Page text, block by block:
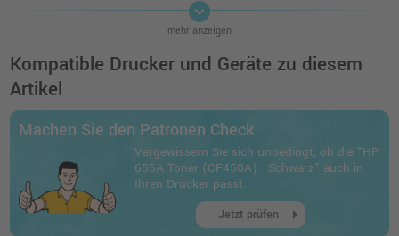
Kompatibles Toner 4er-Multipack ersetzt
HP 657X Serie (CF470-73X) · 4-farbig
(CMYK)
o. MwSt. 1.052,09 €
inkl. MwSt.zzgl. Versand
Kompatibler Toner ersetzt HP 656X
(CF463X) · Magenta
o. MwSt.
341,99 €
zzgl. Versand
keyboard_arrow_down
mehr anzeigen
Kompatible Drucker und Geräte zu diesem
Artikel
Machen Sie den Patronen Check
Vergewissern Sie sich unbedingt, ob die "HP
655A Toner (CF450A) · Schwarz" auch in
Ihren Drucker passt.
Jetzt prüfen arrow_right